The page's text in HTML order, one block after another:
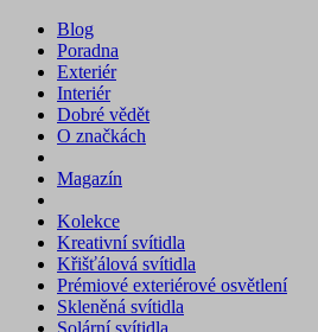
Blog
Poradna
Exteriér
Interiér
Dobré vědět
O značkách
Magazín
Kolekce
Kreativní svítidla
Křišťálová svítidla
Prémiové exteriérové osvětlení
Skleněná svítidla
Solární svítidla